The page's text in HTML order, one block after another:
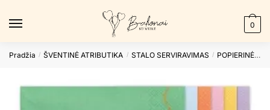
0
Pradžia / ŠVENTINĖ ATRIBUTIKA / STALO SERVIRAVIMAS / POPIERINĖS SERVETĖLĖS